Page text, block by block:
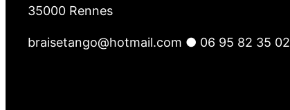
35000 Rennes
braisetango@hotmail.com ● 06 95 82 35 02